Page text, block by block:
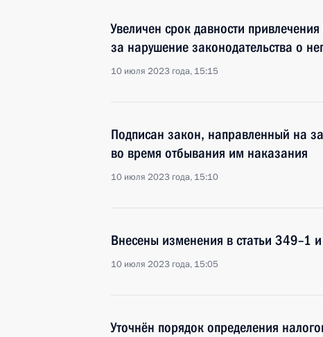
Увеличен срок давности
за нарушение законодательства о
10 июля 2023 года, 15:15
Подписан закон, направленный на
во время отбывания им наказания
10 июля 2023 года, 15:10
Внесены изменения в статьи 349–1
10 июля 2023 года, 15:05
Уточнён порядок определения